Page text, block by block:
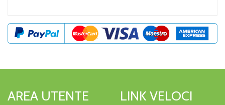
AREA UTENTE LINK VELOCI